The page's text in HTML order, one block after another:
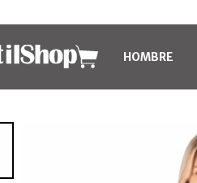
HOMBRE